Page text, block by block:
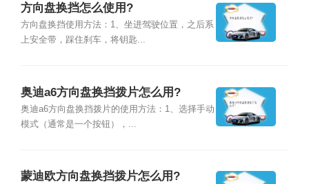
方向盘换挡怎么使用?
方向盘换挡使用方法：1、坐进驾驶位置，之后系
上安全带，踩住刹车，将钥匙...
奥迪a6方向盘换挡拨片怎么用?
奥迪a6方向盘换挡拨片的使用方法：1、选择手动
模式（通常是一个按钮），...
蒙迪欧方向盘换挡拨片怎么用?